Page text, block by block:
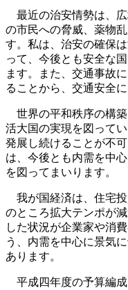
最近の治安情勢は、広
の市民への脅威、薬物
す。私は、治安の確保
って、今後とも安全な
ます。また、交通事故
ることから、交通安全
世界の平和秩序の構
活大国の実現を図って
発展し続けることが不
は、今後とも内需を中
を図ってまいります。
我が国経済は、住宅投
のところ拡大テンポが
した状況が企業家や消
う、内需を中心に景気
あります。
平成四年度の予算編